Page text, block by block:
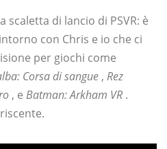
scaletta di lancio di PSVR: è
con Chris e io che ci
per giochi come
Corsa di sangue , Rez
, e Batman: Arkham VR .